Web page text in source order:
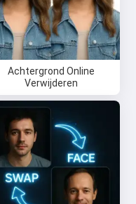
Achtergrond Online
Verwijderen